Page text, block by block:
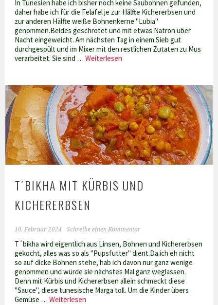
In Tunesien habe ich bisher noch keine Saubohnen gefunden,
daher habe ich für die Felafel je zur Hälfte Kichererbsen und
zur anderen Hälfte weiße Bohnenkerne "Lubia"
genommen.Beides geschrotet und mit etwas Natron über
Nacht eingeweicht. Am nächsten Tag in einem Sieb gut
durchgespült und im Mixer mit den restlichen Zutaten zu Mus
verarbeitet. Sie sind …Weiterlesen
T´BIKHA MIT KÜRBIS UND
KICHERERBSEN
10. Februar 2024 Schreibe einen Kommentar
T´bikha wird eigentlich aus Linsen, Bohnen und Kichererbsen
gekocht, alles was so als "Pupsfutter" dient.Da ich eh nicht
so auf dicke Bohnen stehe, hab ich davon nur ganz wenige
genommen und würde sie nächstes Mal ganz weglassen.
Denn mit Kürbis und Kichererbsen allein schmeckt diese
"Sauce", diese tunesische Marga toll. Um die Kinder übers
Gemüse …Weiterlesen